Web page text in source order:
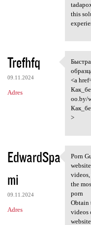
this
Trefhfq
09.11.2024
Adres
<a
oo.by/
>
EdwardSpa
mi
09.11.2024
Adres
Porn
Porn
the
porn
Obtain
videos